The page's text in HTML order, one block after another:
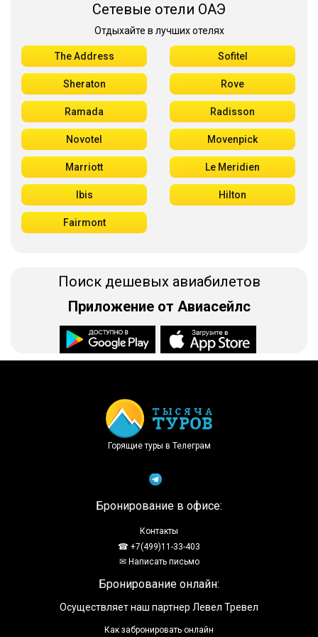
Сетевые отели ОАЭ
Отдыхайте в лучших отелях
The Address Sofitel
Sheraton Rove
Ramada Radisson
Novotel Movenpick
Marriott Le Meridien
Ibis Hilton
Fairmont
Поиск дешевых авиабилетов
Приложение от Авиасейлс
Горящие туры в Телеграм
Бронирование в офисе:
Контакты
☎ +7(499)11-33-403
✉ Написать письмо
Бронирование онлайн:
Осуществляет наш партнер Левел Тревел
Как забронировать онлайн